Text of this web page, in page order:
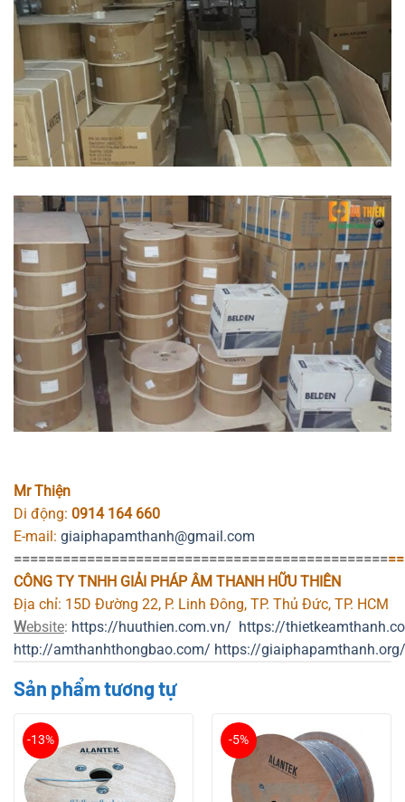
Mr Thiện
Di động: 0914 164 660
E-mail: giaiphapamthanh@gmail.com
==============================================
CÔNG TY TNHH GIẢI PHÁP ÂM THANH HỮU THIÊN
Địa chỉ: 15D Đường 22, P. Linh Đông, TP. Thủ Đức, TP. HCM
Website: https://huuthien.com.vn/ https://t
http://amthanhthongbao.com/ https://giaiphapamthanh.org/
Sản phẩm tương tự
-13% -5%